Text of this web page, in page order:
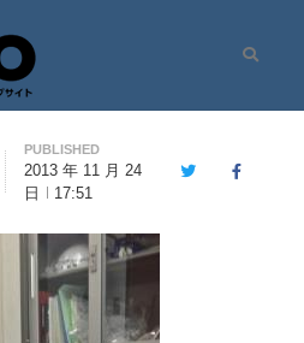
三 Official Site
PUBLISHED
2013 年 11 月 24
日
17:51
TwitterFacebook